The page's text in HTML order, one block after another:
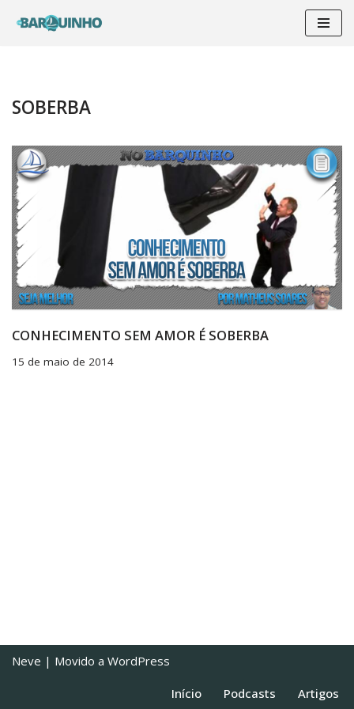
conteúdo
SOBERBA
CONHECIMENTO SEM AMOR É SOBERBA
15 de maio de 2014
Neve | Movido a WordPress
Início Podcasts Artigos